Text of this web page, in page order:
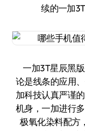
续的一加
一加3T星辰黑
论是线条的应用
加科技认真严谨
机身，一加进行
极氧化染料配方